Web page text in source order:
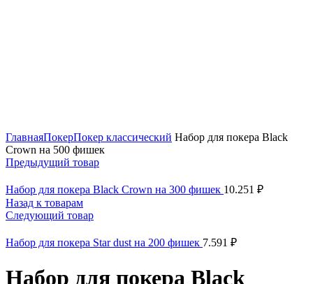
ГлавнаяПокерПокер классический Набор для покера Black
Crown на 500 фишек
Предыдущий товар
Набор для покера Black Crown на 300 фишек 10.251 ₽
Назад к товарам
Следующий товар
Набор для покера Star dust на 200 фишек 7.591 ₽
Набор для покера Black